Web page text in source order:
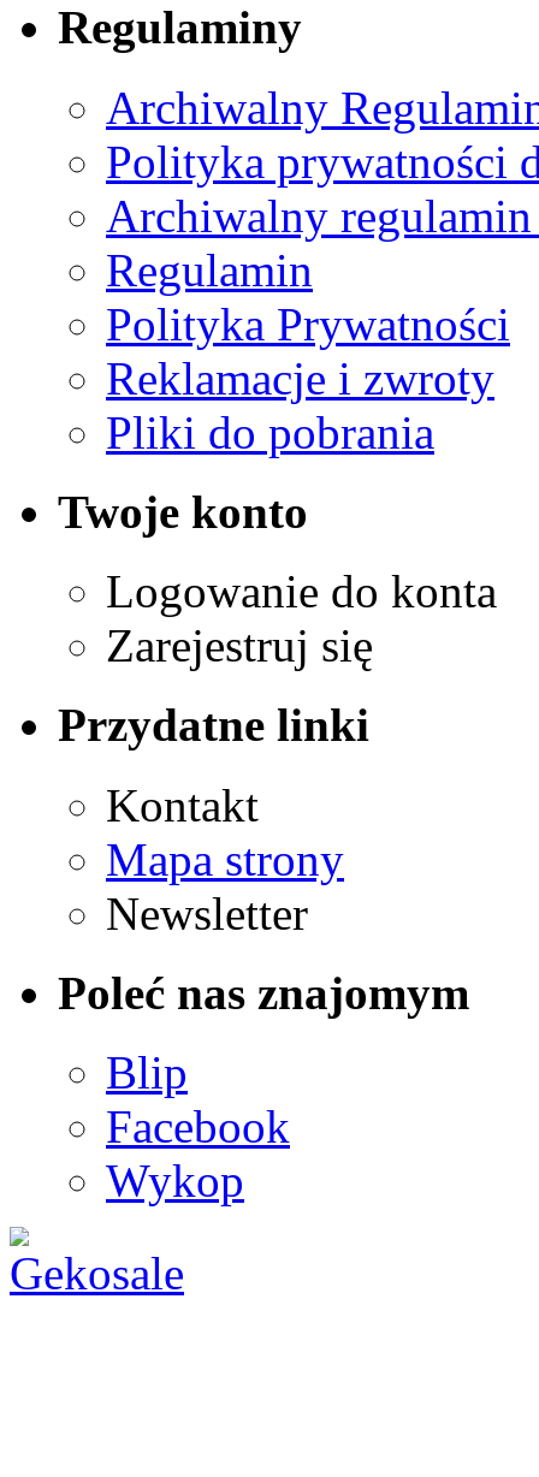
Regulaminy
Archiwalny
Polityka prywatności
Archiwalny
Regulamin
Polityka Prywatności
Reklamacje i zwroty
Pliki do pobrania
Twoje konto
Logowanie do konta
Zarejestruj się
Przydatne linki
Kontakt
Mapa strony
Newsletter
Poleć nas znajomym
Blip
Facebook
Wykop